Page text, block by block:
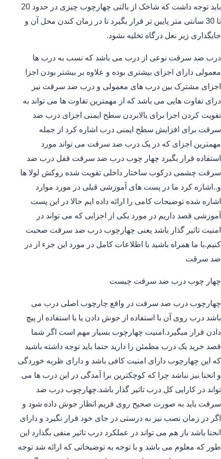
باید توجه داشت که شاخک از بالتی چهارچوب چیزی در حدود 20
تا 30 سانتی متر پایین تر قرار بگیرد تا در زمان کندن محل آن و
جایگذاری زیر نعل درگاه تخلیه نشود.
درب ضد سرقت نوعی از درب می باشد که نسب به درب ها
معمولی دارای اجزای بیشتری بوده و علاوه بر بیشتر بودن اجزا
اجزای مشترک بین درب های معمولی و درب ضد سرقت نیز
درای تفاوت هایی می باشد که از مهمترین تفاوت ها می تواند به
تقویت کردن اجزا برای بالابردن سطح ایمنی اجزای درب ضد
سرقت برای افزایش سطح ایمنی درب اشاره کرد از جمله
مهمترین اجزای که در یک درب ضد سرقت می تواند مورد
استفاده قرار بگیرد چهار چوب درب ضد سرقت قفل درب ضد
سرقت چشمی درکوب ساختار داخلی تقویت شده روکش لولا ها
و..اشاره کرد ما در پست های آموزشی قبلی در مورد موارد
اشاره شده توضیحات کامی را ارائه داده ایم حالا در این پست
آموزشی قصد داریم در مورد یکی از اجزایی که می تواند در
امنیت تاثیر گذار باشد یعنی چهارچوب درب ضد سرقت صحبت
کنیم.با ما همراه باشید با اطلاعات کامل در مورد این جزء از در
ضد سرقت
چهار چوب درب ضد سرقت چیست
چهارچوب درب ضد سرقت در واقع چارچوب اصلی درب می
باشد درب روی آن با استفاده از جوش دادن یا با استفاده از پیچ
دادن قرار میگیرد.امنیت چهارچوب بسیار مهم است اگر شما
قصد خرید یک درب مطمئن را دارید حتما باید توجه داشته باشید
که این چهارچوب دارای امنیت کافی باشد و دارای ظربه خوردگی
و انحنا نیز نباشد چرا که کوچکترین برا آمدگی در این درب ها می
تواند در کارایی کل درب تاثیر گذار باشد.چهارچوب درب ضد
سرقت باید به صورت صحیح روی فریم انظار جوش داده شود و
اگر در زمان نصب نیز به درستی در جای خود قرار نگیرد و دارای
انحنا باشد باز هم می تواند در عملکرد درب تاثیر منفی بگذارد این
طور که معلوم می باشد و با توجه به توضیحاتی که ارائه شد توجه